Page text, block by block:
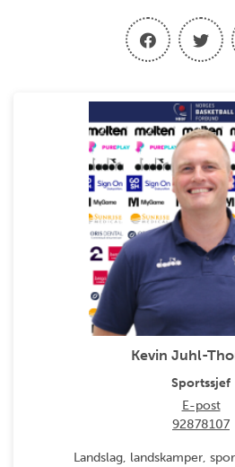
Kevin Juhl-
Sportssjef
E-post
92878107
Landslag, landskamper,